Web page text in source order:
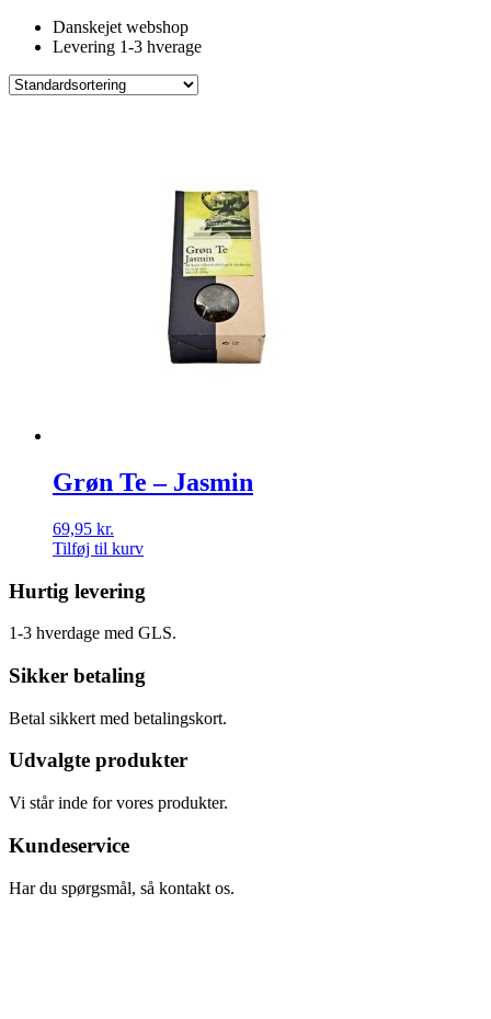
Danskejet webshop
Levering 1-3 hverage
Grøn Te – Jasmin
69,95 kr.
Tilføj til kurv
Hurtig levering
1-3 hverdage med GLS.
Sikker betaling
Betal sikkert med betalingskort.
Udvalgte produkter
Vi står inde for vores produkter.
Kundeservice
Har du spørgsmål, så kontakt os.